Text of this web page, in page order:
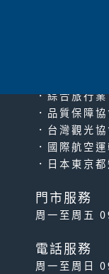
．綜合旅行
．品質保障
．台灣觀光
．國際航空
．日本東京
門市服務
周一至周五
電話服務
周一至周日